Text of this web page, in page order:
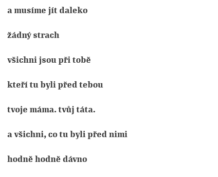
a musíme jít daleko
žádný strach
všichni jsou při tobě
kteří tu byli před tebou
tvoje máma. tvůj táta.
a všichni, co tu byli před nimi
hodně hodně dávno